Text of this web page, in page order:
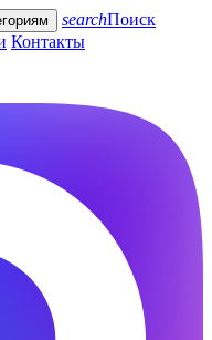
searchПоиск
Контакты